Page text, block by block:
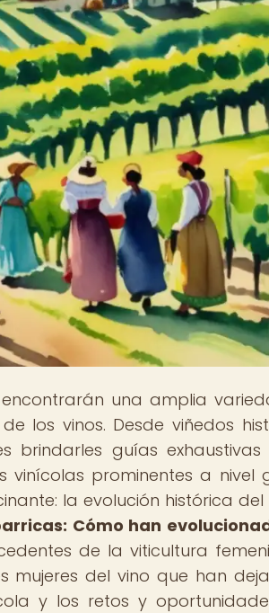
una amplia
los vinos. Desde viñedos
brindarles guías exhaustivas
vinícolas prominentes a nivel
la evolución histórica
Cómo han
de la viticultura
del vino que han
y los retos y